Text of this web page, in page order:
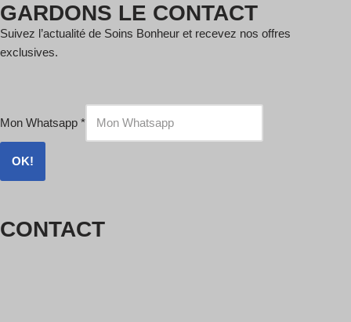
GARDONS LE CONTACT
Suivez l’actualité de Soins Bonheur et recevez nos offres
exclusives.
Mon Whatsapp *
OK!
CONTACT